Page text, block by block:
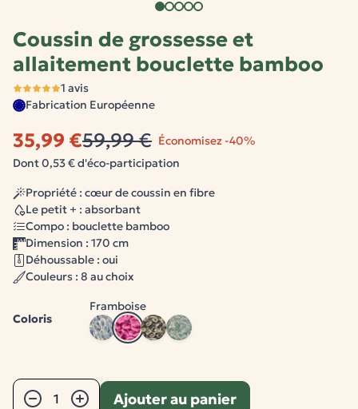
Coussin de grossesse et
allaitement bouclette bamboo
1 avis
Fabrication Européenne
35,99 €59,99 € Économisez -40%
Dont 0,53 € d'éco-participation
Propriété : cœur de coussin en fibre
Le petit + : absorbant
Compo : bouclette bamboo
Dimension : 170 cm
Déhoussable : oui
Couleurs : 8 au choix
Coloris
Framboise
BleuFramboise
MokaMenthe - vert d'eau
Quantité
−
+ Ajouter au panier